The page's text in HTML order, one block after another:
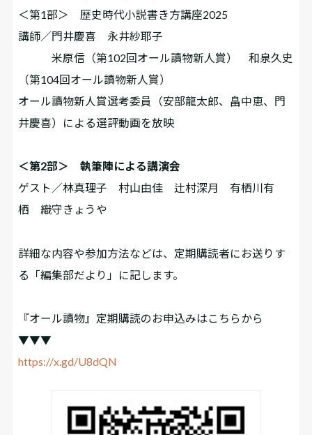
＜第1部＞ 歴史時代小説書き方講座2025
講師／門井慶喜 永井紗耶子
米原信（第102回オール讀物新人賞） 和泉久史
（第104回オール讀物新人賞）
オール讀物新人賞選考委員（安部龍太郎、畠中恵、門
井慶喜）による選評動画を放映
＜第2部＞ 執筆陣による講演会
ゲスト／林真理子 村山由佳 辻村深月 有栖川有
栖 織守きょうや
詳細な内容や参加方法などは、定期購読者にお送りす
る「編集部だより」に記します。
『オール讀物』定期購読のお申込みはこちらから
▼▼▼
https://x.gd/U8dQN